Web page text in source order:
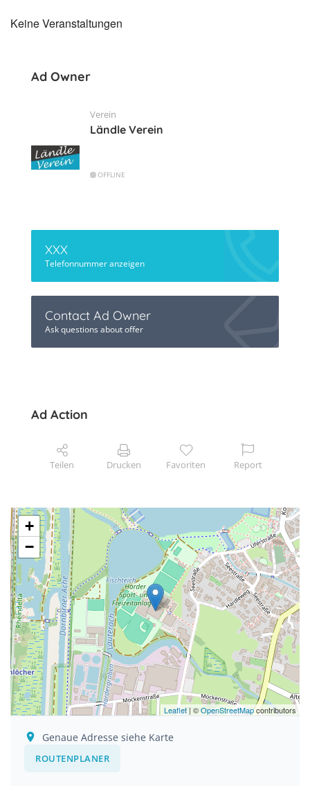
Keine Veranstaltungen
Ad Owner
Verein
Ländle Verein
OFFLINE
XXX
Telefonnummer anzeigen
Contact Ad Owner
Ask questions about offer
Ad Action
Teilen Drucken Favoriten Report
+
−
Leaflet | ©OpenStreetMapcontributors
Genaue Adresse siehe Karte
ROUTENPLANER